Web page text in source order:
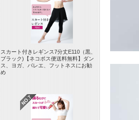
スカート付きレギンス7分丈E110（黒、
ブラック)【ネコポス便送料無料】ダン
ス、ヨガ、バレエ、フットネスにお勧
め